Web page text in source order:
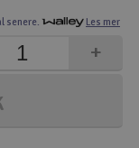
senere. Les mer
+